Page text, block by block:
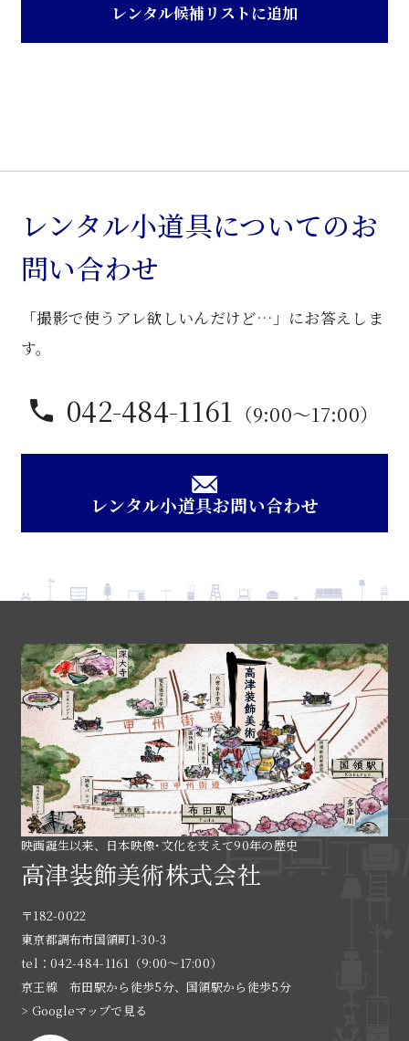
塗
ド
ボ
ー
個
レンタル候補リストに追加
レンタル小道具についてのお
問い合わせ
「撮影で使うアレ欲しいんだけど…」にお答えしま
す。
042-484-1161 （9:00〜17:00）
レンタル小道具お問い合わせ
映画誕生以来、日本映像･文化を支えて90年の歴史
高津装飾美術株式会社
〒182-0022
東京都調布市国領町1-30-3
tel：042-484-1161（9:00〜17:00）
京王線 布田駅から徒歩5分、国領駅から徒歩5分
> Googleマップで見る